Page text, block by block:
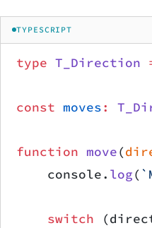
TYPESCRIPT
type T_Direction
const moves:
function move(
    console.
log(
    switch